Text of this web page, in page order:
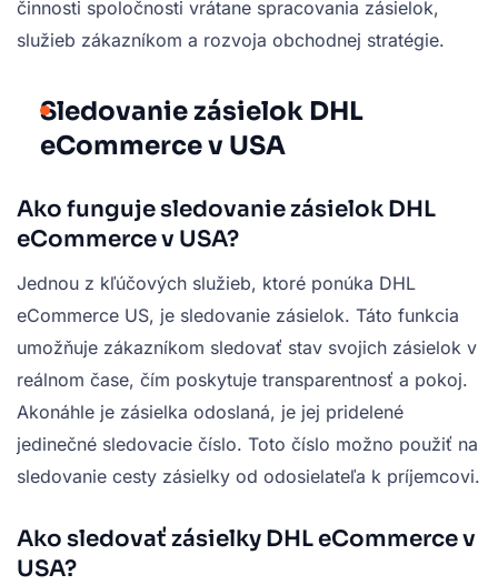
činnosti spoločnosti vrátane spracovania zásielok,
služieb zákazníkom a rozvoja obchodnej stratégie.
Sledovanie zásielok DHL
eCommerce v USA
Ako funguje sledovanie zásielok DHL
eCommerce v USA?
Jednou z kľúčových služieb, ktoré ponúka DHL
eCommerce US, je sledovanie zásielok. Táto funkcia
umožňuje zákazníkom sledovať stav svojich zásielok v
reálnom čase, čím poskytuje transparentnosť a pokoj.
Akonáhle je zásielka odoslaná, je jej pridelené
jedinečné sledovacie číslo. Toto číslo možno použiť na
sledovanie cesty zásielky od odosielateľa k príjemcovi.
Ako sledovať zásielky DHL eCommerce v
USA?